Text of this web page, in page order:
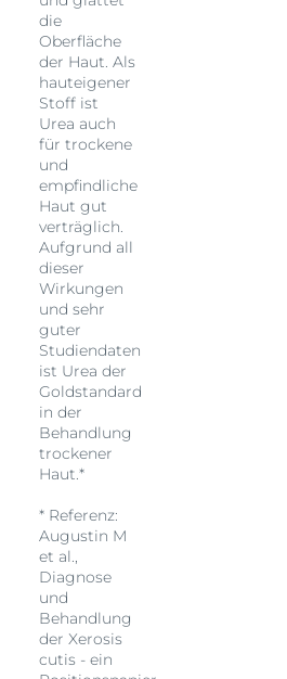
die
Oberfläche
der Haut. Als
hauteigener
Stoff ist
Urea auch
für trockene
und
empfindliche
Haut gut
verträglich.
Aufgrund all
dieser
Wirkungen
und sehr
guter
Studiendaten
ist Urea der
Goldstandard
in der
Behandlung
trockener
Haut.*
* Referenz:
Augustin M
et al.,
Diagnose
und
Behandlung
der Xerosis
cutis - ein